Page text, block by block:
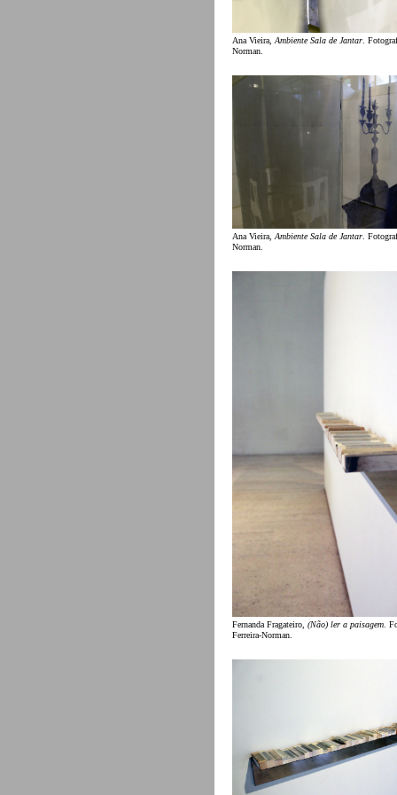
Ana Vieira, Ambiente Sala de Jantar .
Norman.
Ana Vieira,Ambiente Sala de Jantar.
Norman.
Fernanda Fragateiro, (Não) ler a paisagem.
Ferreira-Norman.